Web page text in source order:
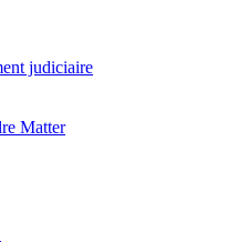
judiciaire
Matter